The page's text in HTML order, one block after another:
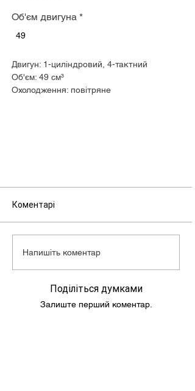
Об'єм двигуна *
49
Двигун: 1-циліндровий, 4-тактний
Об'єм: 49 см³
Охолодження: повітряне
Коментарі
Напишіть коментар
Поділіться думками
Залиште перший коментар.